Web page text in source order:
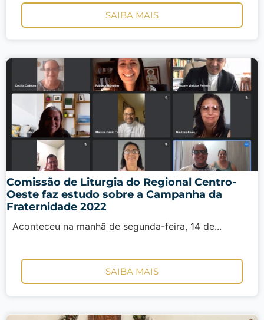
SAIBA MAIS
Comissão de Liturgia do Regional Centro-
Oeste faz estudo sobre a Campanha da
Fraternidade 2022
Aconteceu na manhã de segunda-feira, 14 de...
SAIBA MAIS